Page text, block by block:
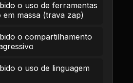
o uso de ferramentas
em massa (trava zap)
o compartilhamento
o uso de linguagem